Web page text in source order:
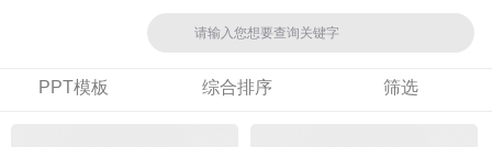
PPT模板 综合排序 筛选